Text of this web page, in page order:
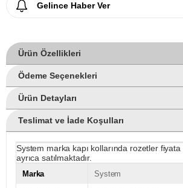
Gelince Haber Ver
Ürün Özellikleri
Ödeme Seçenekleri
Ürün Detayları
Teslimat ve İade Koşulları
System marka kapı kollarında rozetler fiyata
ayrıca satılmaktadır.
Marka System